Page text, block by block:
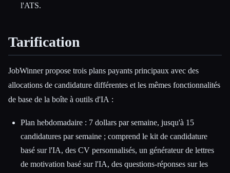
l'ATS.
Tarification
JobWinner propose trois plans payants principaux avec des
allocations de candidature différentes et les mêmes fonctionnalités
de base de la boîte à outils d'IA :
Plan hebdomadaire : 7 dollars par semaine, jusqu'à 15
candidatures par semaine ; comprend le kit de candidature
basé sur l'IA, des CV personnalisés, un générateur de lettres
de motivation basé sur l'IA, des questions-réponses sur les